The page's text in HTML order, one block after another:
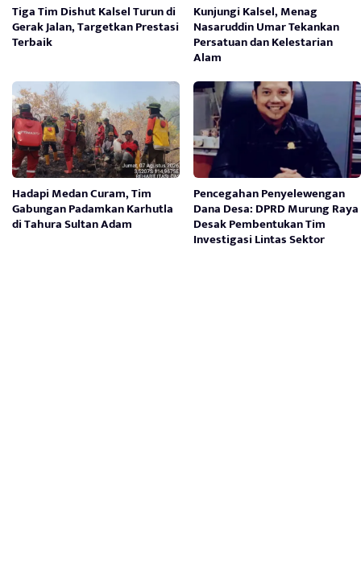
Tiga Tim Dishut Kalsel Turun di
Gerak Jalan, Targetkan Prestasi
Terbaik
Kunjungi Kalsel, Menag
Nasaruddin Umar Tekankan
Persatuan dan Kelestarian
Alam
Hadapi Medan Curam, Tim
Gabungan Padamkan Karhutla
di Tahura Sultan Adam
Pencegahan Penyelewengan
Dana Desa: DPRD Murung Raya
Desak Pembentukan Tim
Investigasi Lintas Sektor